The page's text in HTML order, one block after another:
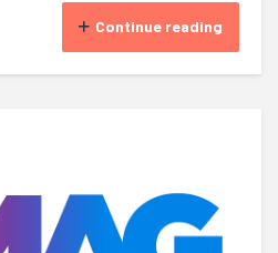
Continue reading